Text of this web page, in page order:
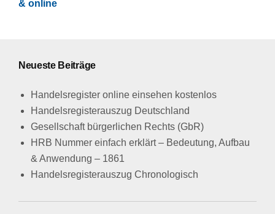
& online
Neueste Beiträge
Handelsregister online einsehen kostenlos
Handelsregisterauszug Deutschland
Gesellschaft bürgerlichen Rechts (GbR)
HRB Nummer einfach erklärt – Bedeutung, Aufbau
& Anwendung – 1861
Handelsregisterauszug Chronologisch